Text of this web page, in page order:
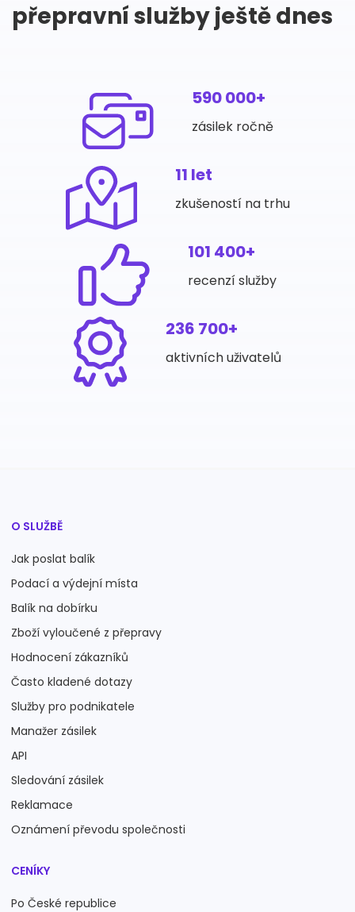
přepravní služby ještě dnes
590 000+
zásilek ročně
11 let
zkušeností na trhu
101 400+
recenzí služby
236 700+
aktivních uživatelů
O SLUŽBĚ
Jak poslat balík
Podací a výdejní místa
Balík na dobírku
Zboží vyloučené z přepravy
Hodnocení zákazníků
Často kladené dotazy
Služby pro podnikatele
Manažer zásilek
API
Sledování zásilek
Reklamace
Oznámení převodu společnosti
CENÍKY
Po České republice